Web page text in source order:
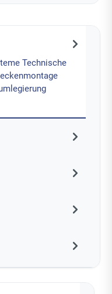
Technische